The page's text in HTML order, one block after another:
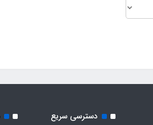
دسترسی سریع